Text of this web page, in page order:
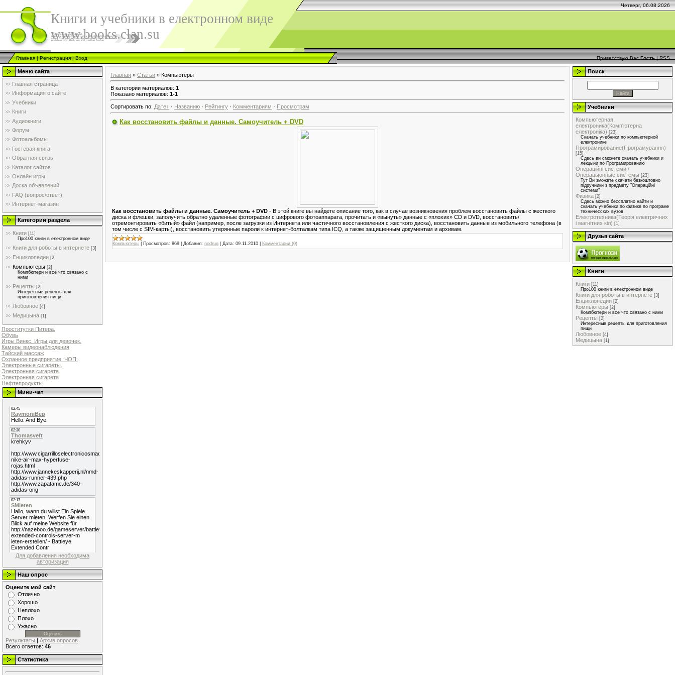
Четверг, 06.08.2026
Книги и учебники в електронном виде
www.books.clan.su
Главная|Регистрация|Вход Приветствую Вас Гость | RSS
Меню сайта
Главная страница
Информация о сайте
Учебники
Книги
Аудиокниги
Форум
Фотоальбомы
Гостевая книга
Обратная связь
Каталог сайтов
Онлайн игры
Доска объявлений
FAQ (вопрос/ответ)
Интернет-магазин
Категории раздела
Книги [11]
Про100 книги в електронном виде
Книги для роботы в интернете [3]
Енциклопедии [2]
Компьютеры [2]
Компбютери и все что связано с
ними
Рецепты [2]
Интересные рецепты для
приготовления пищи
Любовное [4]
Медицына [1]
Проститутки Питера.
Обувь
Игры Винкс. Игры для девочек.
Камеры видеонаблюдения
Тайский массаж
Охранное предприятие. ЧОП.
Электронные сигареты.
Электронная сигарета.
Электронная сигарета
Нефтепродукты
Мини-чат
Для добавления необходима
авторизация
Наш опрос
Оцените мой сайт
Отлично
Хорошо
Неплохо
Плохо
Ужасно
Результаты | Архив опросов
Всего ответов: 46
Статистика
Главная » Статьи » Компьютеры
В категории материалов: 1
Показано материалов: 1-1
Сортировать по: Дате · Названию · Рейтингу · Комментариям · Просмотрам
Как восстановить файлы и данные. Самоучитель + DVD
Как восстановить файлы и данные. Самоучитель + DVD - В этой книге вы найдете описание того, как в случае возникновения проблем восстановить файлы с жесткого
диска и флешки, заполучить обратно удаленные фотографии с цифрового фотоаппарата, прочитать и «вынуть» данные с «плохих» CD и DVD, восстановить/
отремонтировать «битый» файл (например, после загрузки из Интернета или частичного восстановления с жесткого диска), восстановить данные из мобильного телефона (в
том числе с SIM-карты), восстановить утерянные пароли к интернет-болталкам типа ICQ, а также защищенным документам и архивам.
Компьютеры Просмотров: 869 Добавил: nodrug Дата: 09.11.2010 Комментарии (0)
Поиск
Учебники
Компьютерная
електроника(Комп'ютерна
електроніка) [23]
Скачать учебники по компьютерной
електронике
Програмирование(Програмування)
[15]
Сдесь ви сможете скачать учебники и
лекцыии по Програмированию
Операційні системи /
Операцыонные системы [23]
Тут Ви зможете скачати безкоштовно
підручники з предмету "Операційні
системи"
Физика [2]
Сдесь можно бессплатно найти и
скачать учебники по физике по програме
техничесских вузов
Електротехника(Теорія електричних
і магнітних кіл) [1]
Друзья сайта
Книги
Книги [11]
Про100 книги в електронном виде
Книги для роботы в интернете [3]
Енциклопедии [2]
Компьютеры [2]
Компбютери и все что связано с ними
Рецепты [2]
Интересные рецепты для приготовления
пищи
Любовное [4]
Медицына [1]